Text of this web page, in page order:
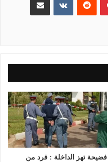
فضيحة تهز الداخلة : فرد من